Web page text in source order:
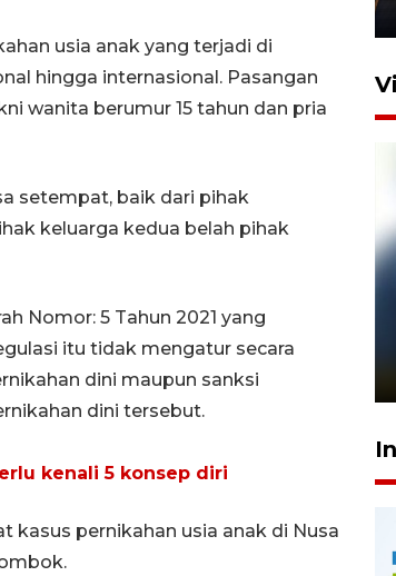
usia anak yang terjadi di
hingga internasional. Pasangan
wanita berumur 15 tahun dan pria
setempat, baik dari pihak
keluarga kedua belah pihak
Nomor: 5 Tahun 2021 yang
itu tidak mengatur secara
dini maupun sanksi
dini tersebut.
kenali 5 konsep diri
kasus pernikahan usia anak di Nusa
Pelanggan Filaha Farm setia
sampai 8 tahan?
1 Juni 2026 05:47